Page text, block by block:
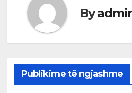
By
Publikime të ngjashme